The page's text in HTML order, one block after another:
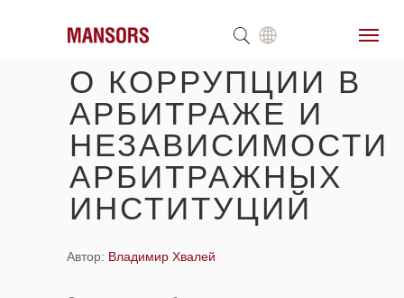
О КОРРУПЦИИ В
АРБИТРАЖЕ И
НЕЗАВИСИМОСТИ
АРБИТРАЖНЫХ
ИНСТИТУЦИЙ
Автор: Владимир Хвалей